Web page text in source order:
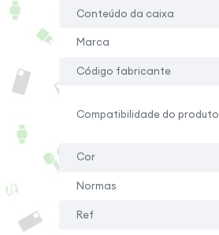
Conteúdo da caixa
Marca
Código fabricante
Compatibilidade do produto
Cor
Normas
Ref